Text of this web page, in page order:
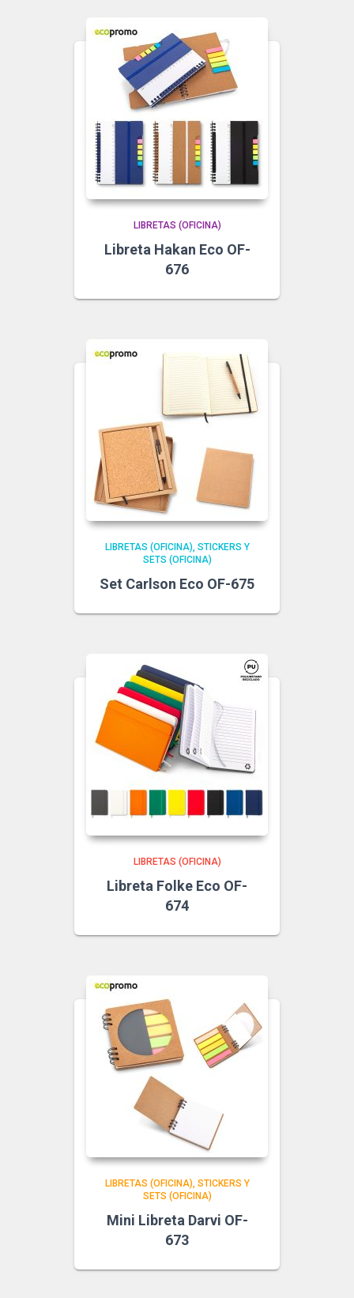
LIBRETAS (OFICINA)
Libreta Hakan Eco OF-
676
LIBRETAS (OFICINA) STICKERS Y
SETS (OFICINA)
Set Carlson Eco OF-675
LIBRETAS (OFICINA)
Libreta Folke Eco OF-
674
LIBRETAS (OFICINA) STICKERS Y
SETS (OFICINA)
Mini Libreta Darvi OF-
673